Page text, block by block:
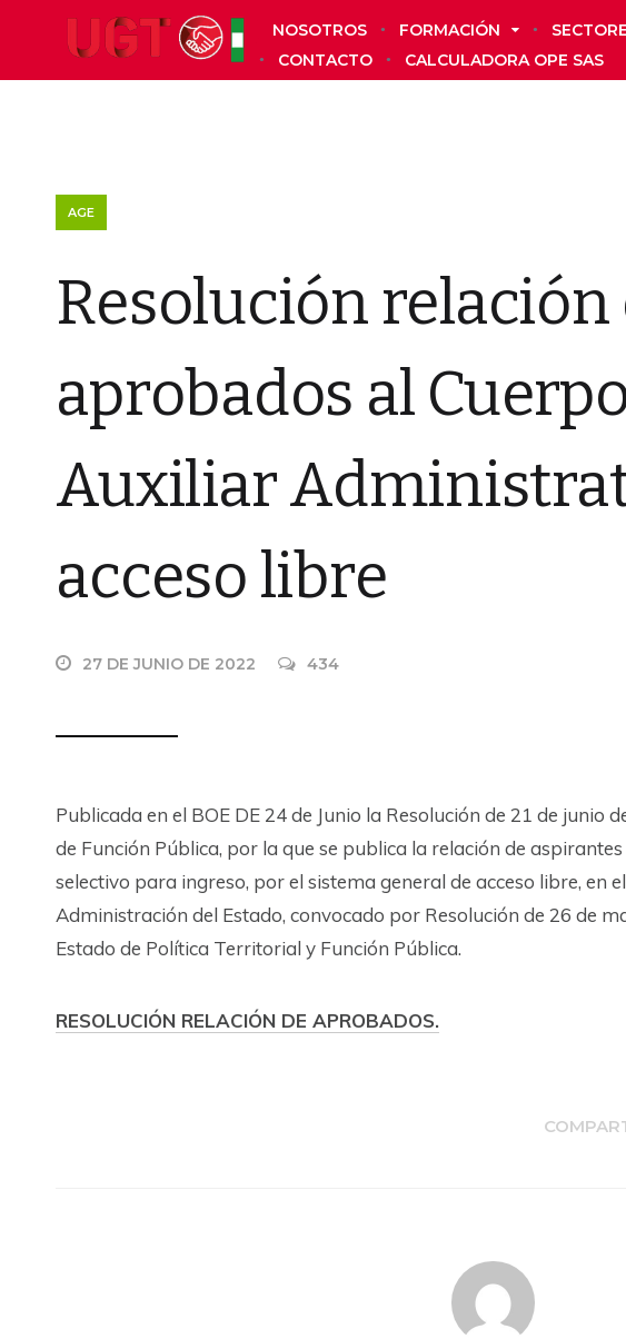
NOSOTROS FORMACIÓN
CONTACTO
CALCULADORA OPE SAS
AGE
Resolución relación
aprobados al
Auxiliar
acceso libre
27 DE JUNIO DE 2022 434
Publicada en el BOE DE 24 de Junio la Resolución de 21 de junio
de Función Pública, por la que se publica la relación de
selectivo para ingreso, por el sistema general de acceso libre, en
Administración del Estado, convocado por Resolución de 26 de
Estado de Política Territorial y Función Pública.
RESOLUCIÓN RELACIÓN DE APROBADOS.